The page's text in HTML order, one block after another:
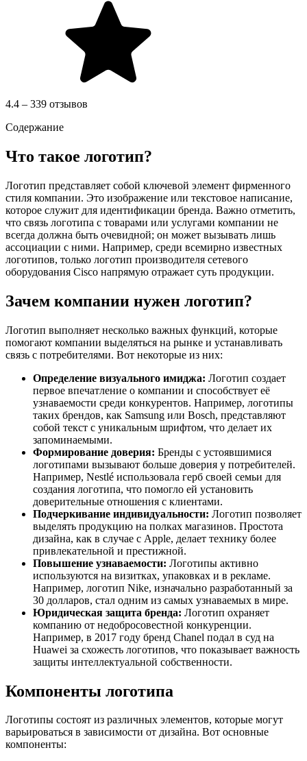
4.4 – 339 отзывов
Содержание
Что такое логотип?
Логотип представляет собой ключевой элемент фирменного
стиля компании. Это изображение или текстовое написание,
которое служит для идентификации бренда. Важно отметить,
что связь логотипа с товарами или услугами компании не
всегда должна быть очевидной; он может вызывать лишь
ассоциации с ними. Например, среди всемирно известных
логотипов, только логотип производителя сетевого
оборудования Cisco напрямую отражает суть продукции.
Зачем компании нужен логотип?
Логотип выполняет несколько важных функций, которые
помогают компании выделяться на рынке и устанавливать
связь с потребителями. Вот некоторые из них:
Определение визуального имиджа: Логотип создает
первое впечатление о компании и способствует её
узнаваемости среди конкурентов. Например, логотипы
таких брендов, как Samsung или Bosch, представляют
собой текст с уникальным шрифтом, что делает их
запоминаемыми.
Формирование доверия: Бренды с устоявшимися
логотипами вызывают больше доверия у потребителей.
Например, Nestlé использовала герб своей семьи для
создания логотипа, что помогло ей установить
доверительные отношения с клиентами.
Подчеркивание индивидуальности: Логотип позволяет
выделять продукцию на полках магазинов. Простота
дизайна, как в случае с Apple, делает технику более
привлекательной и престижной.
Повышение узнаваемости: Логотипы активно
используются на визитках, упаковках и в рекламе.
Например, логотип Nike, изначально разработанный за
30 долларов, стал одним из самых узнаваемых в мире.
Юридическая защита бренда: Логотип охраняет
компанию от недобросовестной конкуренции.
Например, в 2017 году бренд Chanel подал в суд на
Huawei за схожесть логотипов, что показывает важность
защиты интеллектуальной собственности.
Компоненты логотипа
Логотипы состоят из различных элементов, которые могут
варьироваться в зависимости от дизайна. Вот основные
компоненты: